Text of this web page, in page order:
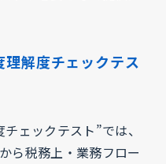
解度チェックテス
ェックテスト”では、
ら税務上・業務フロー